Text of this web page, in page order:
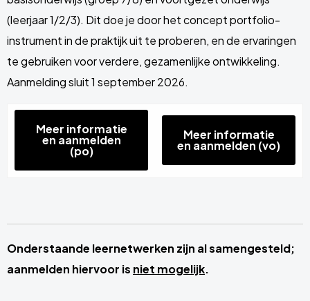
(leerjaar 1/2/3). Dit doe je door het concept portfolio-
instrument in de praktijk uit te proberen, en de ervaringen
te gebruiken voor verdere, gezamenlijke ontwikkeling.
Aanmelding sluit 1 september 2026.
Meer informatie
en aanmelden
(po)
Meer informatie
en aanmelden (vo)
Onderstaande leernetwerken zijn al samengesteld;
aanmelden hiervoor is niet mogelijk.